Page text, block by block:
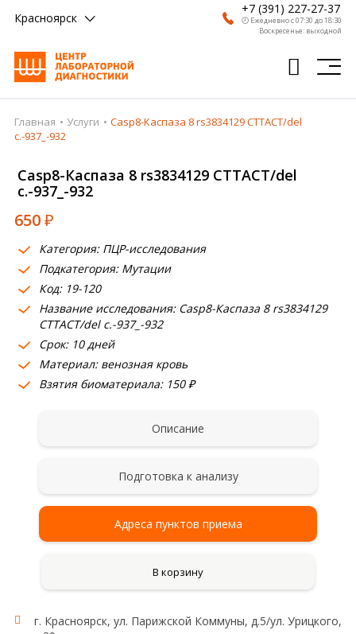
Красноярск
+7 (391) 227-27-37
🕗 Ежедневно с 07:30 до 18:30
Воскресенье: выходной
Главная
Врачи
Получить результат
Пациентам
О компании
Где сдать
Партнерам
Главная Услуги
Casp8-Каспаза 8 rs3834129 CTTACT/del
c.-937_-932
Casp8-Каспаза 8 rs3834129 CTTACT/del
c.-937_-932
650₽
Категория: ПЦР-исследования
Подкатегория: Мутации
Код: 19-120
Название исследования: Casp8-Каспаза 8 rs3834129
CTTACT/del c.-937_-932
Срок: 10 дней
Материал: венозная кровь
Взятия биоматериала: 150 ₽
Описание
Подготовка к анализу
Адреса пунктов приема
В корзину
г. Красноярск, ул. Парижской Коммуны, д.5/ул. Урицкого,